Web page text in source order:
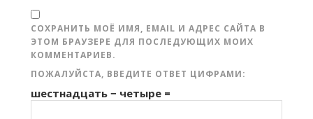
СОХРАНИТЬ МОЁ ИМЯ, EMAIL И АДРЕС САЙТА В
ЭТОМ БРАУЗЕРЕ ДЛЯ ПОСЛЕДУЮЩИХ МОИХ
КОММЕНТАРИЕВ.
ПОЖАЛУЙСТА, ВВЕДИТЕ ОТВЕТ ЦИФРАМИ:
шестнадцать − четыре =